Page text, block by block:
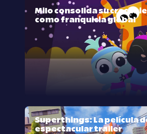
Milo consolida su
como franquicia global
Superthings: La película
espectacular trailer